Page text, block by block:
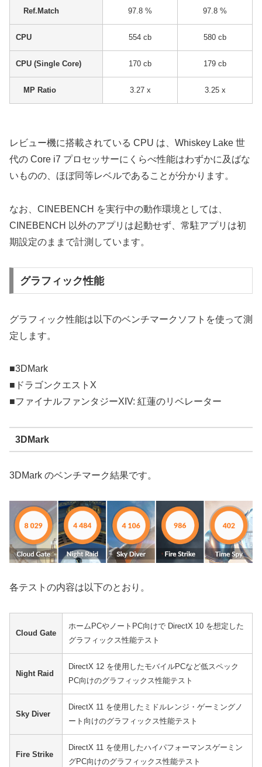
Ref.Match 97.8 % 97.8 %
CPU 554 cb 580 cb
CPU (Single Core) 170 cb 179 cb
MP Ratio 3.27 x 3.25 x
レビュー機に搭載されている CPU は、Whiskey Lake 世
代の Core i7 プロセッサーにくらべ性能はわずかに及ばな
いものの、ほぼ同等レベルであることが分かります。
なお、CINEBENCH を実行中の動作環境としては、
CINEBENCH 以外のアプリは起動せず、常駐アプリは初
期設定のままで計測しています。
グラフィック性能
グラフィック性能は以下のベンチマークソフトを使って測
定します。
■3DMark
■ドラゴンクエストX
■ファイナルファンタジーXIV: 紅蓮のリベレーター
3DMark
3DMark のベンチマーク結果です。
各テストの内容は以下のとおり。
Cloud Gate
ホームPCやノートPC向けで DirectX 10 を想定した
グラフィックス性能テスト
Night Raid
DirectX 12 を使用したモバイルPCなど低スペック
PC向けのグラフィックス性能テスト
Sky Diver
DirectX 11 を使用したミドルレンジ・ゲーミングノ
ート向けのグラフィックス性能テスト
Fire Strike
DirectX 11 を使用したハイパフォーマンスゲーミン
グPC向けのグラフィックス性能テスト